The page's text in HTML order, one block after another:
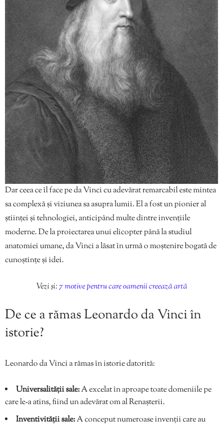
Dar ceea ce îl face pe da Vinci cu adevărat remarcabil este mintea
sa complexă și viziunea sa asupra lumii. El a fost un pionier al
științei și tehnologiei, anticipând multe dintre invențiile
moderne. De la proiectarea unui elicopter până la studiul
anatomiei umane, da Vinci a lăsat în urmă o moștenire bogată de
cunoștințe și idei.
Vezi și:7 motive pentru care oamenii creează artă
De ce a rămas Leonardo da Vinci în
istorie?
Leonardo da Vinci a rămas în istorie datorită:
Universalității sale:A excelat în aproape toate domeniile pe
care le-a atins, fiind un adevărat om al Renașterii.
Inventivității sale:A conceput numeroase invenții care au